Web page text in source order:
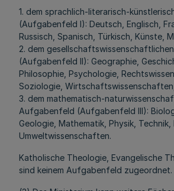
1. dem sprachlich-literarisch-
(Aufgabenfeld I): Deutsch, Englisch,
Russisch, Spanisch, Türkisch, Künste,
2. dem
(Aufgabenfeld II): Geographie,
Philosophie, Psychologie,
Soziologie, Wirtschaftswissenschaften,
3. dem mathematisch-
Aufgabenfeld (Aufgabenfeld III):
Geologie, Mathematik, Physik, Technik,
Umweltwissenschaften.
Katholische Theologie, Evangelische
sind keinem Aufgabenfeld zugeordnet.